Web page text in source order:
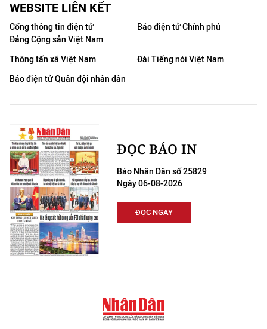
WEBSITE LIÊN KẾT
Cổng thông tin điện tử
Đảng Cộng sản Việt Nam
Báo điện tử Chính phủ
Thông tấn xã Việt Nam
Đài Tiếng nói Việt Nam
Báo điện tử Quân đội nhân dân
ĐỌC BÁO IN
Báo Nhân Dân số 25829
Ngày 06-08-2026
ĐỌC NGAY